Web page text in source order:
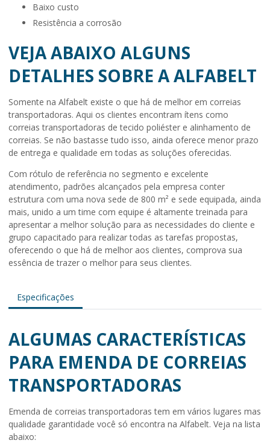
baixo custo
resistência a corrosão
VEJA ABAIXO ALGUNS
DETALHES SOBRE A ALFABELT
Somente na Alfabelt existe o que há de melhor em correias
transportadoras. Aqui os clientes encontram ítens como
correias transportadoras de tecido poliéster e alinhamento de
correias. Se não bastasse tudo isso, ainda oferece menor prazo
de entrega e qualidade em todas as soluções oferecidas.
Com rótulo de referência no segmento e excelente
atendimento, padrões alcançados pela empresa conter
estrutura com uma nova sede de 800 m² e sede equipada, ainda
mais, unido a um time com equipe é altamente treinada para
apresentar a melhor solução para as necessidades do cliente e
grupo capacitado para realizar todas as tarefas propostas,
oferecendo o que há de melhor aos clientes, comprova sua
essência de trazer o melhor para seus clientes.
Especificações
ALGUMAS CARACTERÍSTICAS
PARA EMENDA DE CORREIAS
TRANSPORTADORAS
Emenda de correias transportadoras tem em vários lugares mas
qualidade garantidade você só encontra na Alfabelt. Veja na lista
abaixo: